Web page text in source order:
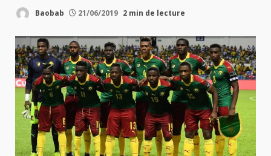
Baobab 21/06/2019 2 min de lecture